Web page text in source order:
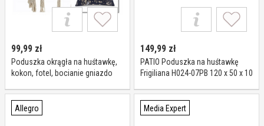
99,99 zł
Poduszka okrągła na huśtawkę,
kokon, fotel, bocianie gniazdo
149,99 zł
PATIO Poduszka na huśtawkę
Frigiliana H024-07PB 120 x 50 x 10
Allegro Media Expert